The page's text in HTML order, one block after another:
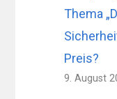
Thema
Preis?
9. August